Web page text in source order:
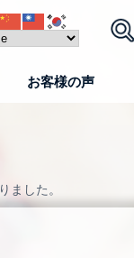
お客様の声
ました。